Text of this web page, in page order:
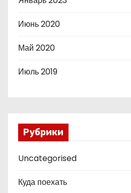
Июнь 2020
Май 2020
Июль 2019
Рубрики
Uncategorised
Куда поехать